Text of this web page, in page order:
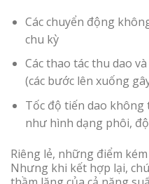
Các chuyển động
chu kỳ
Các thao tác thu dao
(các bước lên xuống
Tốc độ tiến dao không
như hình dạng phôi,
Riêng lẻ, những điểm
Nhưng khi kết hợp lại,